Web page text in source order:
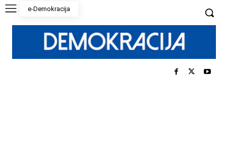
e-Demokracija